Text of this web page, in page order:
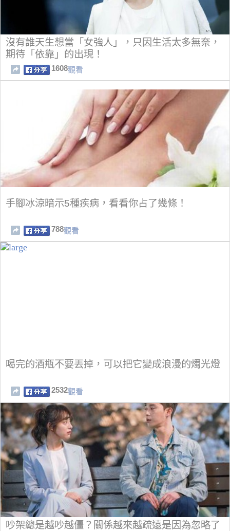
沒有誰天生想當「女強人」，只因生活太多無奈，
期待「依靠」的出現！
1608觀看
手腳冰涼暗示5種疾病，看看你占了幾條！
788觀看
喝完的酒瓶不要丟掉，可以把它變成浪漫的燭光燈
2532觀看
吵架總是越吵越僵？關係越來越疏遠是因為忽略了